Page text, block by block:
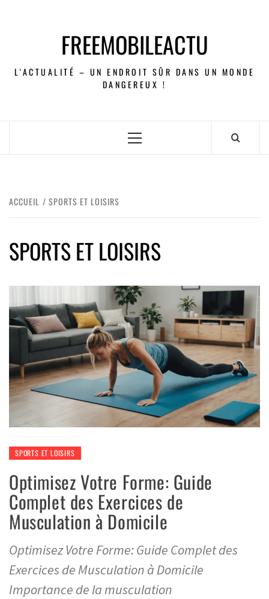
FREEMOBILEACTU
L'ACTUALITÉ – UN ENDROIT SÛR DANS UN MONDE
DANGEREUX !
ACCUEIL SPORTS ET LOISIRS
SPORTS ET LOISIRS
SPORTS ET LOISIRS
Optimisez Votre Forme: Guide
Complet des Exercices de
Musculation à Domicile
Optimisez Votre Forme: Guide Complet des
Exercices de Musculation à Domicile
Importance de la musculation